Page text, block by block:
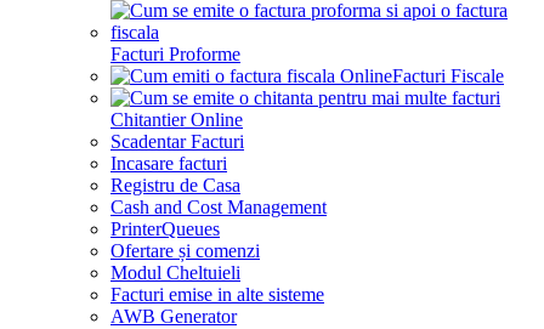
Facturi Proforme
Facturi Fiscale
Chitantier Online
Scadentar Facturi
Incasare facturi
Registru de Casa
Cash and Cost Management
PrinterQueues
Ofertare și comenzi
Modul Cheltuieli
Facturi emise in alte sisteme
AWB Generator